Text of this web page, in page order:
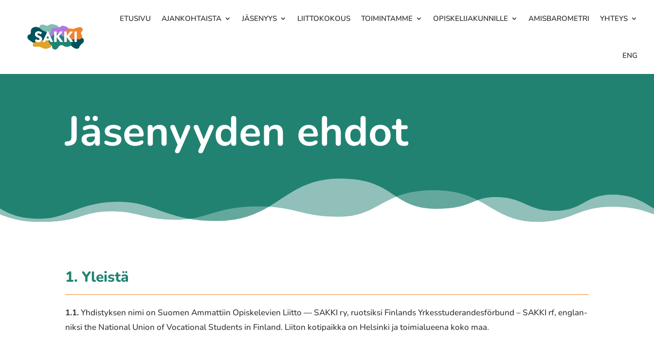
ETUSIVU AJANKOHTAISTA JÄSENYYS LIITTOKOKOUS TOIMINTAMME OPISKELIJAKUNNILLE AMISBAROMETRI YHTEYS
ENG
Jäsenyyden ehdot
1. Yleistä
1.1.Yhdistyksen nimi on Suomen Ammattiin Opiskelevien Liitto — SAKKI ry, ruot­sik­si Finlands Yrkesstuderandesförbund – SAKKI rf, englan­
nik­si the National Union of Vocational Students in Finland. Liiton koti­paik­ka on Helsinki ja toimia­lu­ee­na koko maa.